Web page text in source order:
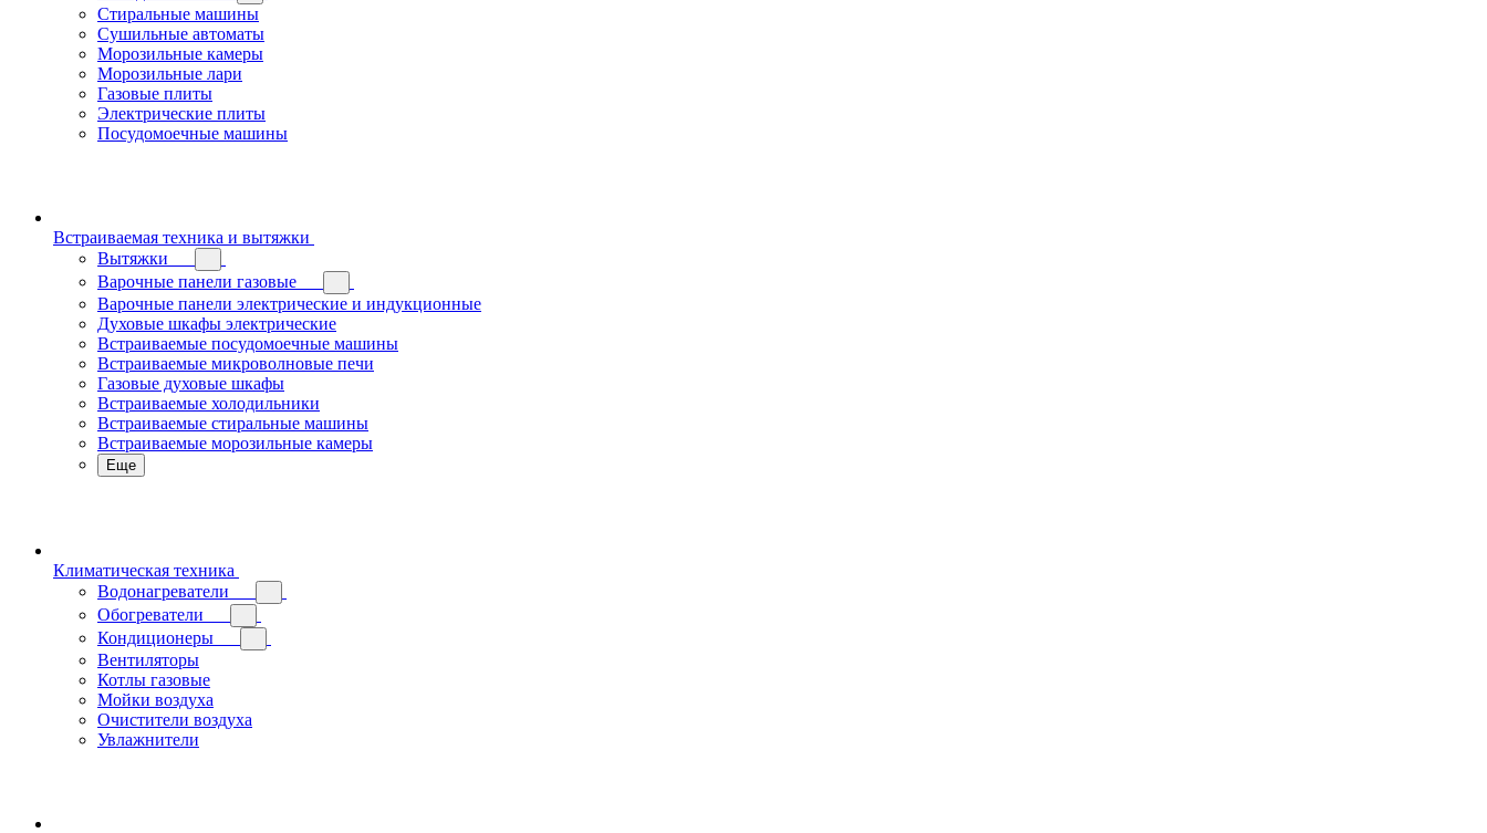
Стиральные машины
Сушильные автоматы
Морозильные камеры
Морозильные лари
Газовые плиты
Электрические плиты
Посудомоечные машины
Встраиваемая техника и вытяжки
Вытяжки
Варочные панели газовые
Варочные панели электрические и индукционные
Духовые шкафы электрические
Встраиваемые посудомоечные машины
Встраиваемые микроволновые печи
Газовые духовые шкафы
Встраиваемые холодильники
Встраиваемые стиральные машины
Встраиваемые морозильные камеры
Еще
Климатическая техника
Водонагреватели
Обогреватели
Кондиционеры
Вентиляторы
Котлы газовые
Мойки воздуха
Очистители воздуха
Увлажнители